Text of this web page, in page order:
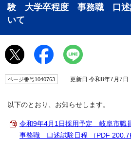
験 大学卒程度 事務職 口述
いて
ページ番号1040763 更新日 令和8年7月7日
以下のとおり、お知らせします。
令和9年4月1日採用予定 岐阜市
事務職 口述試験日程 （PDF